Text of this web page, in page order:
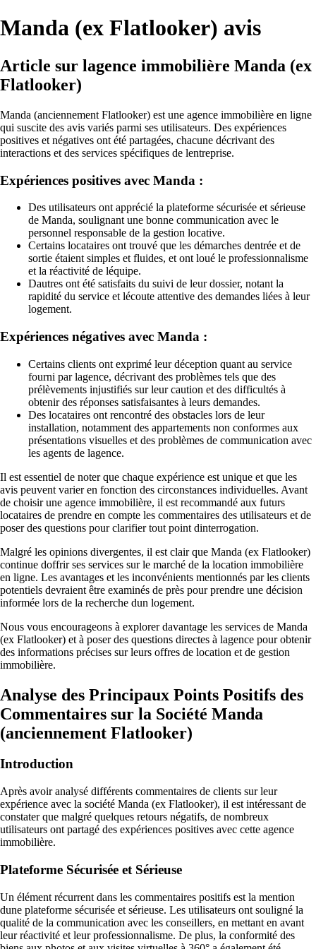
Manda (ex Flatlooker) avis
Article sur lagence immobilière Manda (ex
Flatlooker)
Manda (anciennement Flatlooker) est une agence immobilière en ligne
qui suscite des avis variés parmi ses utilisateurs. Des expériences
positives et négatives ont été partagées, chacune décrivant des
interactions et des services spécifiques de lentreprise.
Expériences positives avec Manda :
Des utilisateurs ont apprécié la plateforme sécurisée et sérieuse
de Manda, soulignant une bonne communication avec le
personnel responsable de la gestion locative.
Certains locataires ont trouvé que les démarches dentrée et de
sortie étaient simples et fluides, et ont loué le professionnalisme
et la réactivité de léquipe.
Dautres ont été satisfaits du suivi de leur dossier, notant la
rapidité du service et lécoute attentive des demandes liées à leur
logement.
Expériences négatives avec Manda :
Certains clients ont exprimé leur déception quant au service
fourni par lagence, décrivant des problèmes tels que des
prélèvements injustifiés sur leur caution et des difficultés à
obtenir des réponses satisfaisantes à leurs demandes.
Des locataires ont rencontré des obstacles lors de leur
installation, notamment des appartements non conformes aux
présentations visuelles et des problèmes de communication avec
les agents de lagence.
Il est essentiel de noter que chaque expérience est unique et que les
avis peuvent varier en fonction des circonstances individuelles. Avant
de choisir une agence immobilière, il est recommandé aux futurs
locataires de prendre en compte les commentaires des utilisateurs et de
poser des questions pour clarifier tout point dinterrogation.
Malgré les opinions divergentes, il est clair que Manda (ex Flatlooker)
continue doffrir ses services sur le marché de la location immobilière
en ligne. Les avantages et les inconvénients mentionnés par les clients
potentiels devraient être examinés de près pour prendre une décision
informée lors de la recherche dun logement.
Nous vous encourageons à explorer davantage les services de Manda
(ex Flatlooker) et à poser des questions directes à lagence pour obtenir
des informations précises sur leurs offres de location et de gestion
immobilière.
Analyse des Principaux Points Positifs des
Commentaires sur la Société Manda
(anciennement Flatlooker)
Introduction
Après avoir analysé différents commentaires de clients sur leur
expérience avec la société Manda (ex Flatlooker), il est intéressant de
constater que malgré quelques retours négatifs, de nombreux
utilisateurs ont partagé des expériences positives avec cette agence
immobilière.
Plateforme Sécurisée et Sérieuse
Un élément récurrent dans les commentaires positifs est la mention
dune plateforme sécurisée et sérieuse. Les utilisateurs ont souligné la
qualité de la communication avec les conseillers, en mettant en avant
leur réactivité et leur professionnalisme. De plus, la conformité des